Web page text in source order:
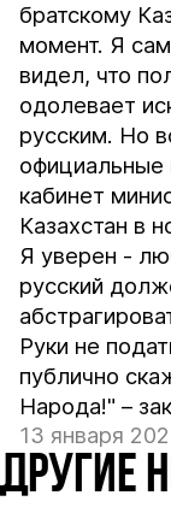
братскому
момент. Я
видел, что
одолевает
русским. Но
официальные
кабинет
Казахстан в
Я уверен -
русский
Руки не
публично
Народа!" –
13 января
ДРУГИЕ